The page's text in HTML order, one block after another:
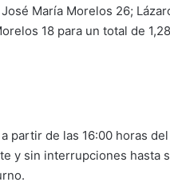
María Morelos 26;
18 para un total de
de las 16:00 horas
y sin interrupciones hasta